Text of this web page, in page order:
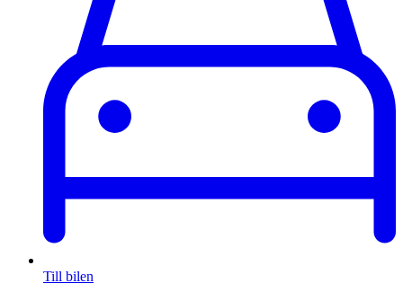
Till bilen